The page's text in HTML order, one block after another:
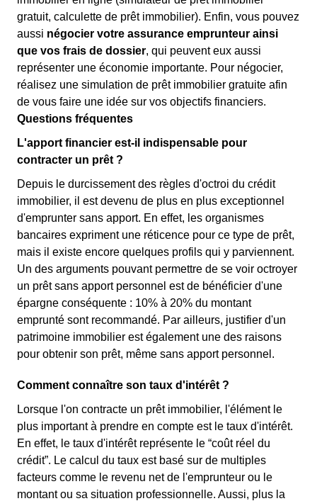
gratuit, calculette de prêt immobilier). Enfin, vous pouvez
aussi négocier votre assurance emprunteur ainsi
que vos frais de dossier, qui peuvent eux aussi
représenter une économie importante. Pour négocier,
réalisez une simulation de prêt immobilier gratuite afin
de vous faire une idée sur vos objectifs financiers.
Questions fréquentes
L'apport financier est-il indispensable pour
contracter un prêt ?
Depuis le durcissement des règles d'octroi du crédit
immobilier, il est devenu de plus en plus exceptionnel
d'emprunter sans apport. En effet, les organismes
bancaires expriment une réticence pour ce type de prêt,
mais il existe encore quelques profils qui y parviennent.
Un des arguments pouvant permettre de se voir octroyer
un prêt sans apport personnel est de bénéficier d'une
épargne conséquente : 10% à 20% du montant
emprunté sont recommandé. Par ailleurs, justifier d'un
patrimoine immobilier est également une des raisons
pour obtenir son prêt, même sans apport personnel.
Comment connaître son taux d'intérêt ?
Lorsque l'on contracte un prêt immobilier, l'élément le
plus important à prendre en compte est le taux d'intérêt.
En effet, le taux d'intérêt représente le “coût réel du
crédit”. Le calcul du taux est basé sur de multiples
facteurs comme le revenu net de l'emprunteur ou le
montant ou sa situation professionnelle. Aussi, plus la